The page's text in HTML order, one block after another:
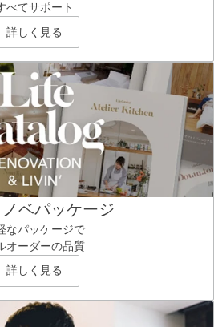
べてサポート
詳しく見る
ベパッケージ
なパッケージで
オーダーの品質
詳しく見る